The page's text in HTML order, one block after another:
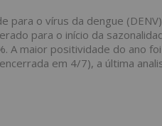
para o vírus da dengue
para o início da
A maior positividade do ano
em 4/7), a última